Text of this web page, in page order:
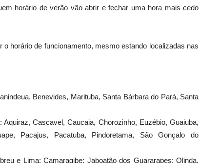
horário de verão vão abrir e fechar uma hora mais cedo
horário de funcionamento, mesmo estando localizadas nas
Benevides, Marituba, Santa Bárbara do Pará, Santa
Cascavel, Caucaia, Chorozinho, Euzébio, Guaiuba,
Pacajus, Pacatuba, Pindoretama, São Gonçalo do
e Lima; Camaragibe; Jaboatão dos Guararapes; Olinda,